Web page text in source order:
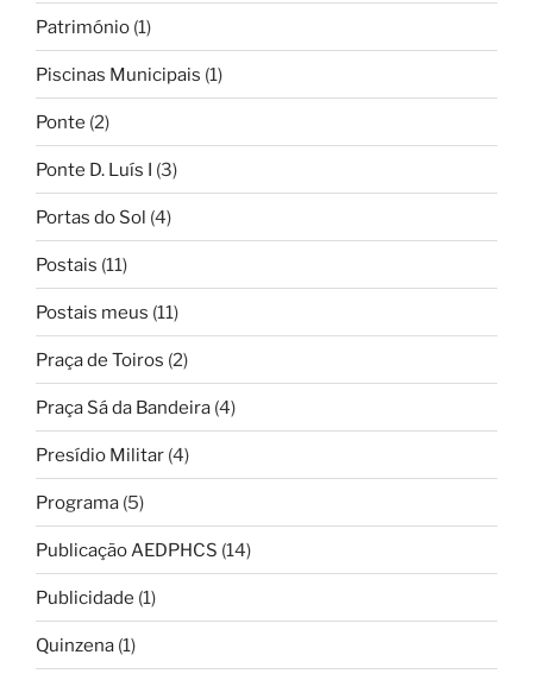
Património (1)
Piscinas Municipais (1)
Ponte (2)
Ponte D. Luís I (3)
Portas do Sol (4)
Postais (11)
Postais meus (11)
Praça de Toiros (2)
Praça Sá da Bandeira (4)
Presídio Militar (4)
Programa (5)
Publicação AEDPHCS (14)
Publicidade (1)
Quinzena (1)